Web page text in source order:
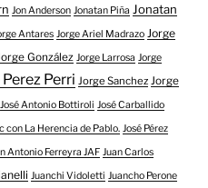
Jon Anderson Jonatan Piña Jonatan
Antares Jorge Ariel Madrazo Jorge
González Jorge Larrosa Jorge
Perri Jorge Sanchez Jorge
José Antonio Bottiroli José Carballido
con La Herencia de Pablo. José Pérez
Antonio Ferreyra JAF Juan Carlos
Juanchi Vidoletti Juancho Perone